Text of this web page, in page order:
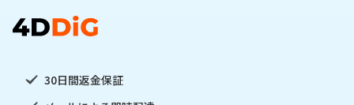
30日間返金保証